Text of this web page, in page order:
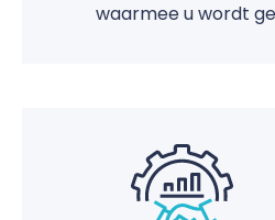
waarmee u wordt